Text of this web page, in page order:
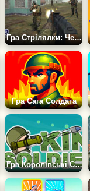
Гра Стрілялки: Честь і Обов'язок 3
Гра Сага Солдата
Гра Королівські Солдати